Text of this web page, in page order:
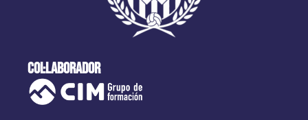
col·laborador